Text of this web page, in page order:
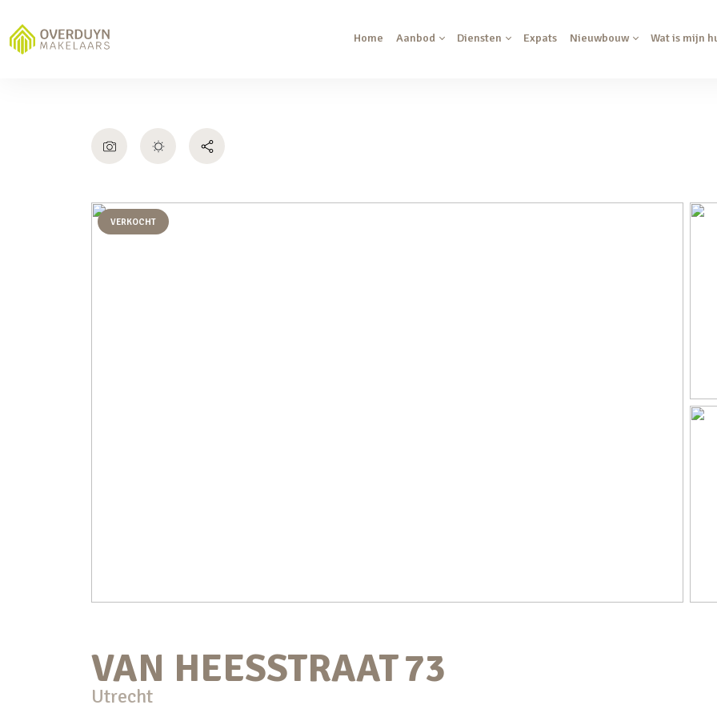
Home Aanbod Diensten Expats Nieuwbouw Wat is mijn
VERKOCHT
VAN HEESSTRAAT73
Utrecht